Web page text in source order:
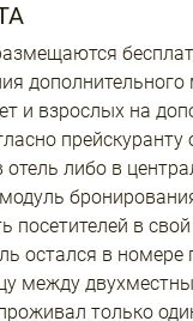
дополнительного
и взрослых на
прейскуранту
либо в
посетителей в
остался в номере
между
только